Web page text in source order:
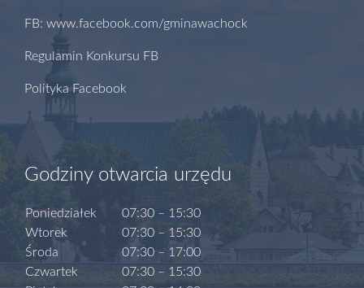
FB: www.facebook.com/gminawachock
Regulamin Konkursu FB
Polityka Facebook
Godziny otwarcia urzędu
Poniedziałek
Wtorek
Środa
Czwartek
07:30 – 15:30
07:30 – 15:30
07:30 – 17:00
07:30 – 15:30